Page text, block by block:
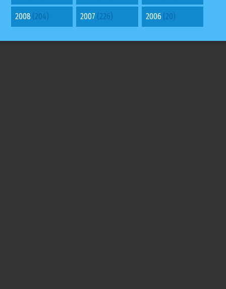
2008 (204) 2007 (226) 2006(20)